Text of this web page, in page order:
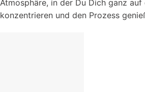
Atmosphäre, in der Du Dich ganz auf
konzentrieren und den Prozess